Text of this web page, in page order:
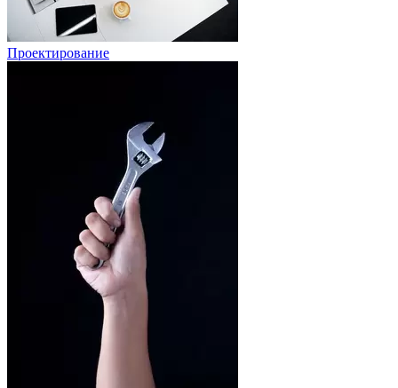
Проектирование